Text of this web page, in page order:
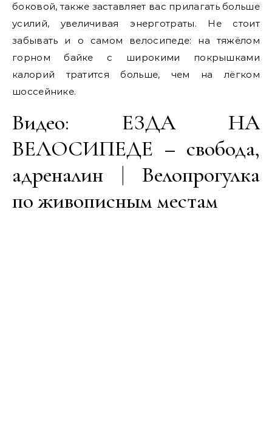
боковой, также заставляет вас прилагать больше
усилий, увеличивая энерготраты. Не стоит
забывать и о самом велосипеде: на тяжёлом
горном байке с широкими покрышками
калорий тратится больше, чем на лёгком
шоссейнике.
Видео: ЕЗДА НА
ВЕЛОСИПЕДЕ – свобода,
адреналин | Велопрогулка
по живописным местам